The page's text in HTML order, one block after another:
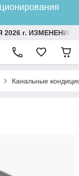
2026 г.
Канальные